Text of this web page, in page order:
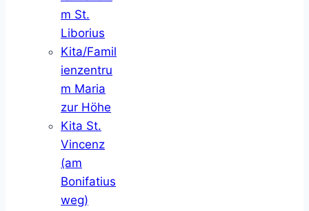
m St.
Liborius
Kita/Famil
ienzentru
m Maria
zur Höhe
Kita St.
Vincenz
(am
Bonifatius
weg)